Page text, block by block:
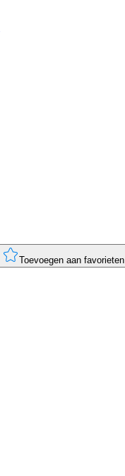
Toevoegen aan favorieten